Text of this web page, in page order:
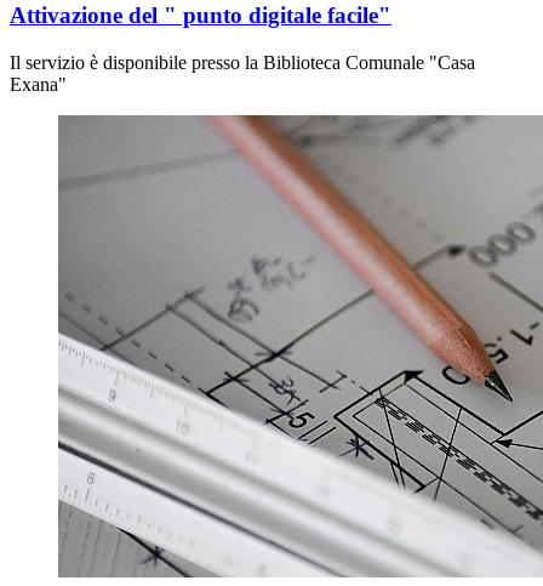
Attivazione del " punto digitale facile"
Il servizio è disponibile presso la Biblioteca Comunale "Casa
Exana"